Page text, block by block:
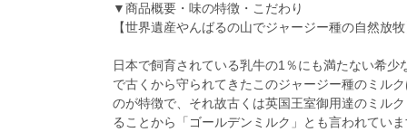
▼商品概要・味の特徴・こだわり
【世界遺産やんばるの山でジャージー種の自然放牧
日本で飼育されている乳牛の1％にも満たない希
で古くから守られてきたこのジャージー種のミル
のが特徴で、それ故古くは英国王室御用達のミル
ることから「ゴールデンミルク」とも言われていま